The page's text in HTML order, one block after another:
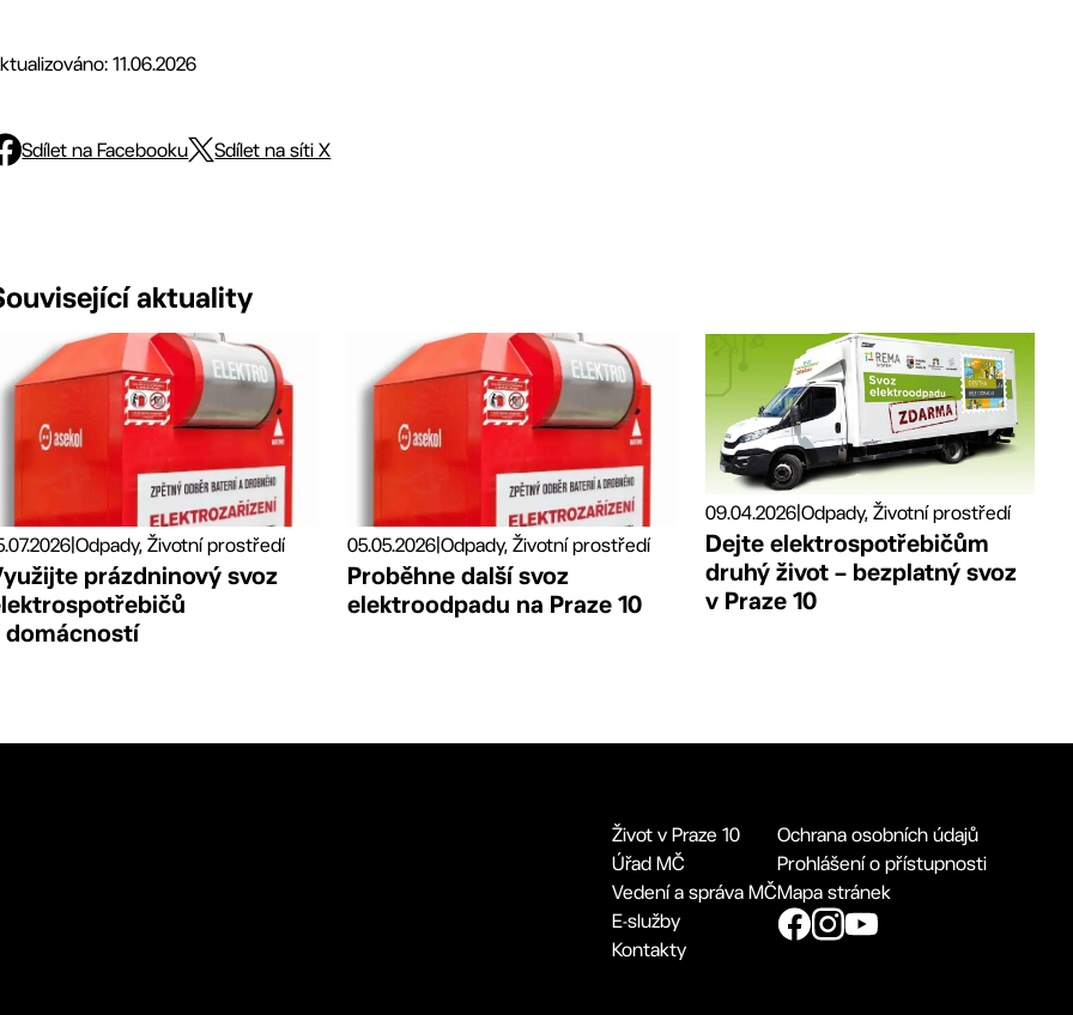
11.06.2026
Sdílet na Facebooku Sdílet na síti X
aktuality
|Odpady, Životní prostředí
prázdninový svoz
domácností
05.05.2026|Odpady, Životní prostředí
Proběhne další svoz
elektroodpadu na Praze 10
09.04.2026| Odpady, Životní prostředí
Dejte elektrospotřebičům
druhý život – bezplatný svoz
v Praze 10
Život v Praze 10
Úřad MČ
Vedení a správa MČ
E-služby
Kontakty
Ochrana osobních údajů
Prohlášení o přístupnosti
Mapa stránek